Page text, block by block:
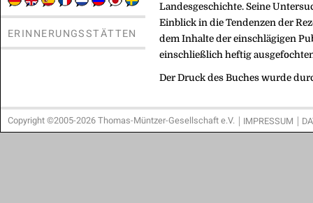
ERINNERUNGSSTÄTTEN
Landesgeschichte. Seine
Einblick in die Tendenzen der
dem Inhalte der einschlägigen
einschließlich heftig
Der Druck des Buches wurde
Copyright ©2005-2026 Thomas-Müntzer-Gesellschaft e.V. IMPRESSUM